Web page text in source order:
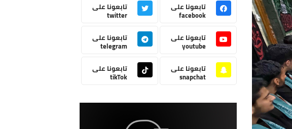
تابعونا على
facebook
تابعونا على
twitter
تابعونا على
youtube
تابعونا على
telegram
تابعونا على
snapchat
تابعونا على
tikTok